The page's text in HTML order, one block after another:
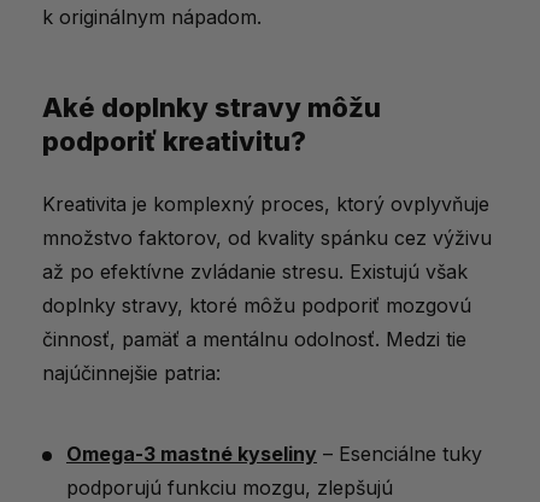
k originálnym nápadom.
Aké doplnky stravy môžu
podporiť kreativitu?
Kreativita je komplexný proces, ktorý ovplyvňuje
množstvo faktorov, od kvality spánku cez výživu
až po efektívne zvládanie stresu. Existujú však
doplnky stravy, ktoré môžu podporiť mozgovú
činnosť, pamäť a mentálnu odolnosť. Medzi tie
najúčinnejšie patria:
Omega-3 mastné kyseliny – Esenciálne tuky
podporujú funkciu mozgu, zlepšujú